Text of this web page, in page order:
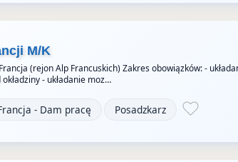
M/K
(rejon Alp Francuskich) Zakres obowiązków: -
- układanie moz…
- Dam pracę Posadzkarz